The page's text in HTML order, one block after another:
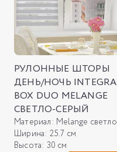
РУЛОННЫЕ ШТОРЫ
ДЕНЬ/НОЧЬ INTEGRA
BOX DUO MELANGE
СВЕТЛО-СЕРЫЙ
Материал: Melange светло-серый
Ширина: 25.7 см
Высота: 30 см